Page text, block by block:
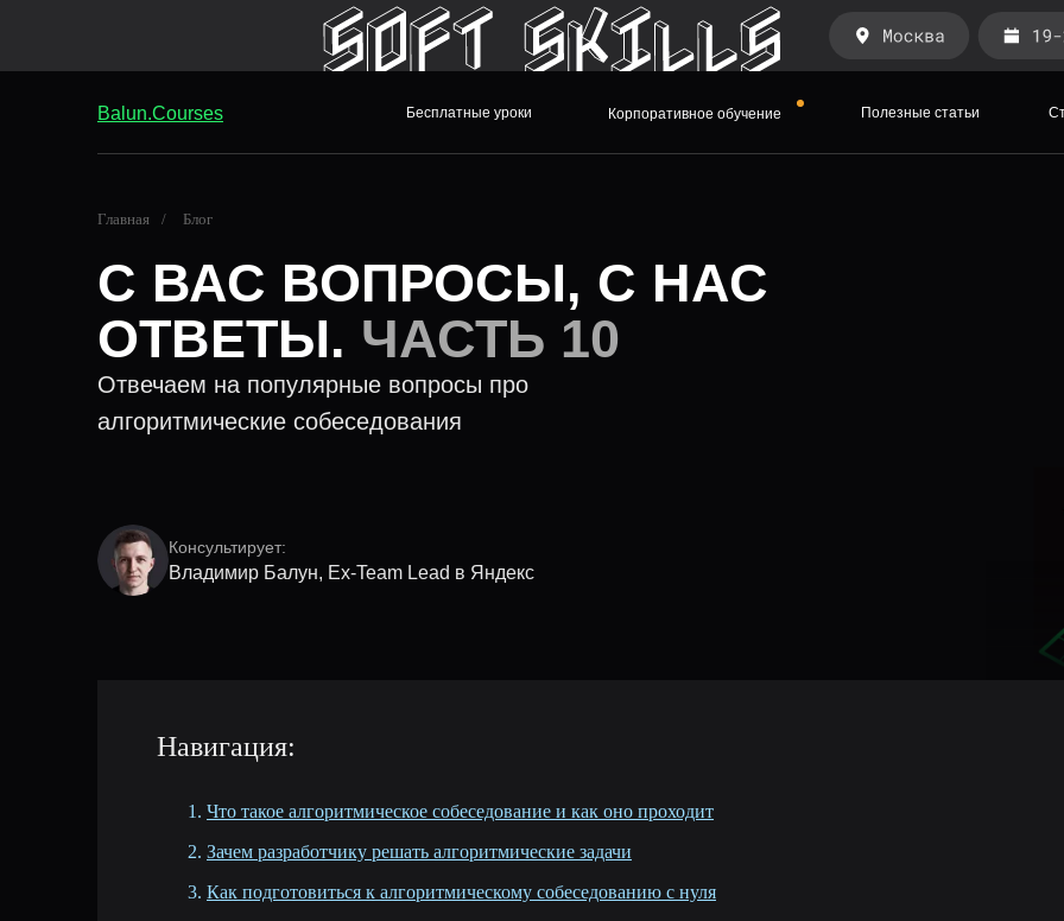
Balun.Courses Бесплатные уроки Корпоративное обучение Полезные статьи
Главная / Блог
С ВАС ВОПРОСЫ, С НАС
ОТВЕТЫ. ЧАСТЬ 10
Отвечаем на популярные вопросы про
алгоритмические собеседования
Консультирует:
Владимир Балун, Ex-Team Lead в Яндекс
Навигация:
Что такое алгоритмическое собеседование и как оно проходит
Зачем разработчику решать алгоритмические задачи
Как подготовиться к алгоритмическому собеседованию с нуля